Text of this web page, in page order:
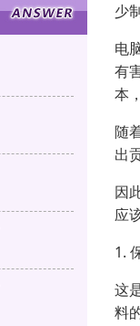
少
电
有
本
随
出
因
应
1.
这
料